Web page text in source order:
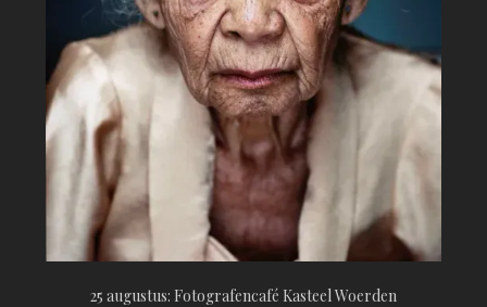
25 augustus: Fotografencafé Kasteel Woerden